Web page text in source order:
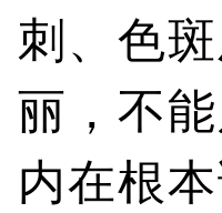
刺、色
丽，不
内在根